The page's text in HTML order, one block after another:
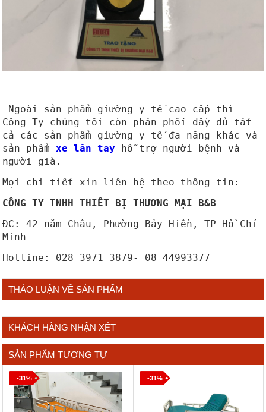
Ngoài sản phẩm giường y tế cao cấp thì
Công Ty chúng tôi còn phân phối đầy đủ tất
cả các sản phẩm giường y tế đa năng khác và
sản phẩm xe lăn tay hỗ trợ người bệnh và
người già.
Mọi chi tiết xin liên hệ theo thông tin:
CÔNG TY TNHH THIẾT BỊ THƯƠNG MẠI B&B
ĐC: 42 năm Châu, Phường Bảy Hiền, TP Hồ Chí
Minh
Hotline: 028 3971 3879- 08 44993377
THẢO LUẬN VỀ SẢN PHẨM
KHÁCH HÀNG NHẬN XÉT
SẢN PHẨM TƯƠNG TỰ
-31% -31%